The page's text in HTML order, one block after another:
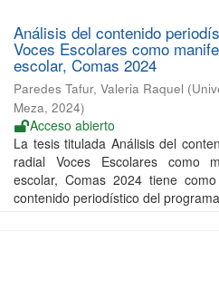
Análisis del contenido
Voces Escolares como
escolar, Comas 2024
Paredes Tafur, Valeria Raquel (
Meza, 2024)
Acceso abierto
La tesis titulada Análisis del
radial Voces Escolares como
escolar, Comas 2024 tiene
contenido periodístico del